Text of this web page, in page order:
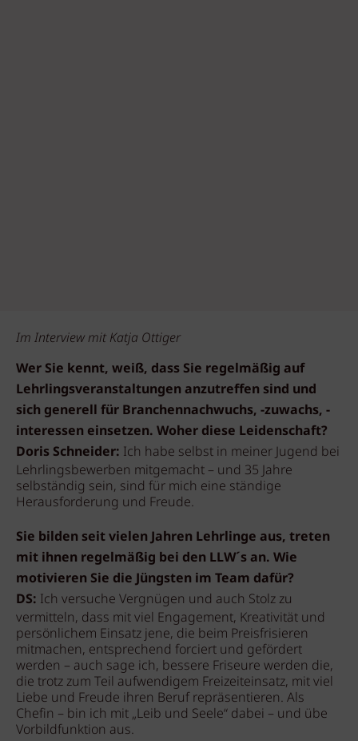
Im Interview mit Katja Ottiger
Wer Sie kennt, weiß, dass Sie regelmäßig auf
Lehrlingsveranstaltungen anzutreffen sind und
sich generell für Branchennachwuchs, -zuwachs, -
interessen einsetzen. Woher diese Leidenschaft?
Doris Schneider: Ich habe selbst in meiner Jugend bei
Lehrlingsbewerben mitgemacht – und 35 Jahre
selbständig sein, sind für mich eine ständige
Herausforderung und Freude.
Sie bilden seit vielen Jahren Lehrlinge aus, treten
mit ihnen regelmäßig bei den LLW´s an. Wie
motivieren Sie die Jüngsten im Team dafür?
DS: Ich versuche Vergnügen und auch Stolz zu
vermitteln, dass mit viel Engagement, Kreativität und
persönlichem Einsatz jene, die beim Preisfrisieren
mitmachen, entsprechend forciert und gefördert
werden – auch sage ich, bessere Friseure werden die,
die trotz zum Teil aufwendigem Freizeiteinsatz, mit viel
Liebe und Freude ihren Beruf repräsentieren. Als
Chefin – bin ich mit „Leib und Seele“ dabei – und übe
Vorbildfunktion aus.